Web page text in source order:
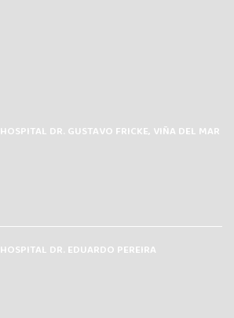
HOSPITAL DR. GUSTAVO FRICKE, VIÑA DEL MAR
HOSPITAL DR. EDUARDO PEREIRA